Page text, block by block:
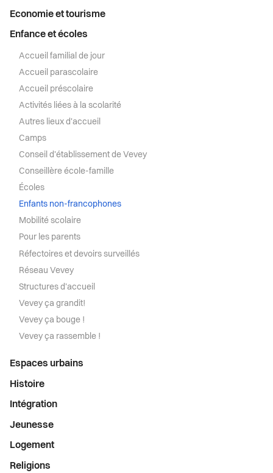
Structures d'accueil
Vevey ça grandit!
Vevey ça rassemble !
S’installer à Vevey
Transport et mobilité
Economie et tourisme
Enfance et écoles
Accueil familial de jour
Accueil parascolaire
Accueil préscolaire
Activités liées à la scolarité
Autres lieux d'accueil
Camps
Conseil d'établissement de Vevey
Conseillère école-famille
Écoles
Enfants non-francophones
Mobilité scolaire
Pour les parents
Réfectoires et devoirs surveillés
Réseau Vevey
Structures d'accueil
Vevey ça grandit!
Vevey ça bouge !
Vevey ça rassemble !
Espaces urbains
Histoire
Intégration
Jeunesse
Logement
Religions